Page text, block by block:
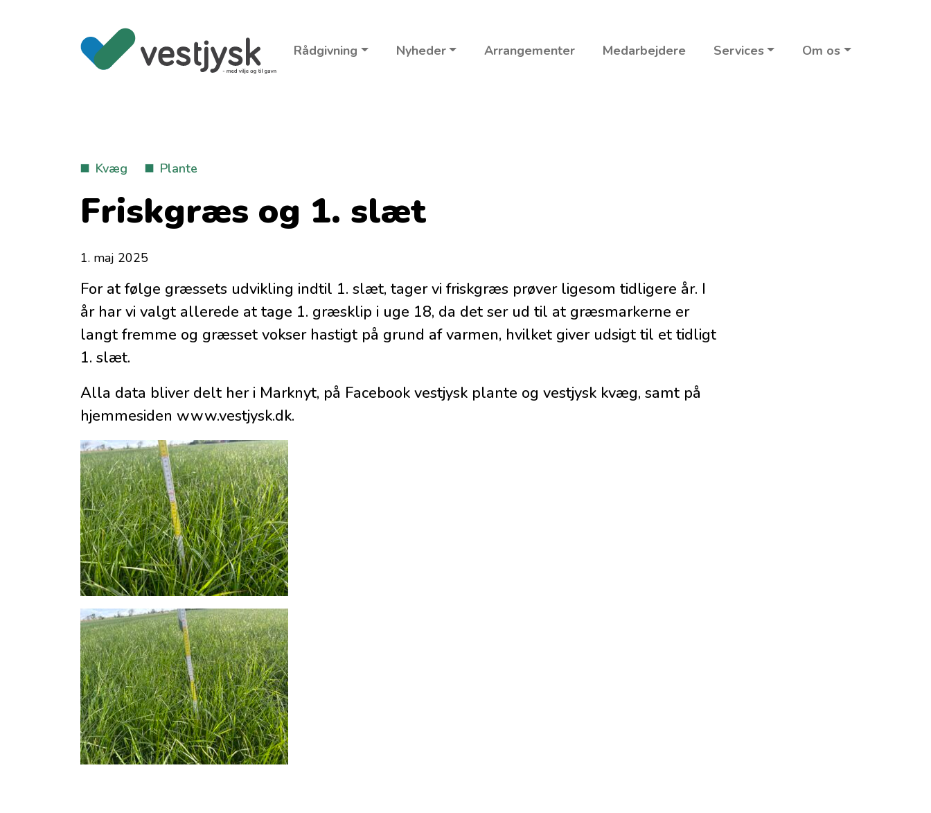
Rådgivning Nyheder Arrangementer Medarbejdere Services Om os
Kvæg Plante
Friskgræs og 1. slæt
1. maj 2025
For at følge græssets udvikling indtil 1. slæt, tager vi friskgræs prøver ligesom tidligere år. I
år har vi valgt allerede at tage 1. græsklip i uge 18, da det ser ud til at græsmarkerne er
langt fremme og græsset vokser hastigt på grund af varmen, hvilket giver udsigt til et tidligt
1. slæt.
Alla data bliver delt her i Marknyt, på Facebook vestjysk plante og vestjysk kvæg, samt på
hjemmesiden www.vestjysk.dk.